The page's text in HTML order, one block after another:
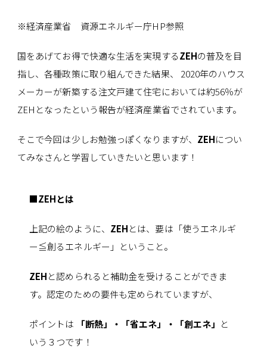
※経済産業省 資源エネルギー庁HP参照
国をあげてお得で快適な生活を実現するZEHの普及を目
指し、各種政策に取り組んできた結果、 2020年のハウス
メーカーが新築する注文戸建て住宅においては約56％が
ZEHとなったという報告が経済産業省でされています。
そこで今回は少しお勉強っぽくなりますが、 ZEHについ
てみなさんと学習していきたいと思います！
■ZEHとは
上記の絵のように、 ZEHとは、要は「使うエネルギ
ー≦創るエネルギー」ということ。
ZEHと認められると補助金を受けることができま
す。認定のための要件も定められていますが、
ポイントは 「断熱」・「省エネ」・「創エネ」 と
いう３つです！